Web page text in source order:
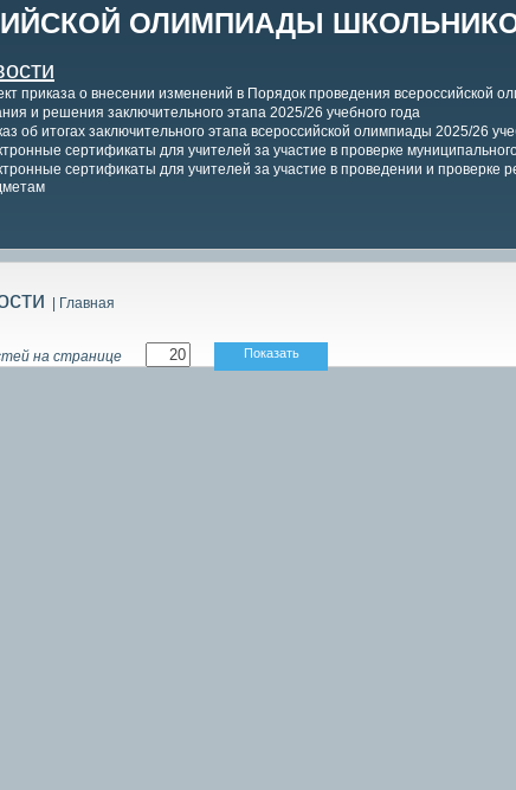
ОЛИМПИАДЫ
приказа о внесении изменений в Порядок проведения всероссийской
и решения заключительного этапа 2025/26 учебного года
об итогах заключительного этапа всероссийской олимпиады 2025/26
сертификаты для учителей за участие в проверке
сертификаты для учителей за участие в проведении и проверке
| Главная
на странице Показать